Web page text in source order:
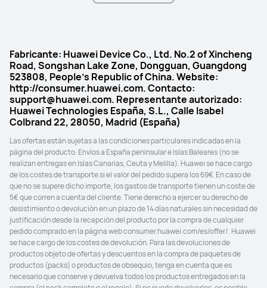
Fabricante: Huawei Device Co., Ltd. No.2 of Xincheng
Road, Songshan Lake Zone, Dongguan, Guangdong
523808, People's Republic of China. Website:
http://consumer.huawei.com. Contacto:
support@huawei.com. Representante autorizado:
Huawei Technologies España, S.L., Calle Isabel
Colbrand 22, 28050, Madrid (España)
Las ofertas están sujetas a las condiciones particulares indicadas en la
página del producto. Envíos a España peninsular e Islas Baleares (no se
realizan entregas en Islas Canarias, Ceuta y Melilla). Huawei se hace cargo
de los costes de transporte si el valor del pedido supera los 69€. En caso de
que no se supere dicho importe, los gastos de transporte tienen un coste de
5€ que corren a cuenta del cliente. Tiene derecho a ejercer su derecho de
desistimiento o devolución en un plazo de 14 días naturales sin necesidad de
justificación desde la recepción del producto por la compra de cualquier
pedido comprado en la página web consumer.huawei.com/es/offer/. Huawei
se hace cargo de los costes de devolución. Para las devoluciones de
productos objeto de ofertas y descuentos en la compra de paquetes de
productos (packs) o productos de obsequio, tenga en cuenta que es
necesario que conserve y devuelva todos los productos entregados en la